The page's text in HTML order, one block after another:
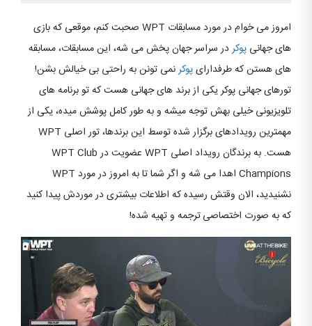
امروز می خوام در مورد مسابقات WPT صحبت کنم، موقعی که بازی
های جهانی پوکردر سراسر جهان پخش می شه، این مسابقات، مسابقه
های هستن که طرفدارایپوکرنمی تونن به راحتی بی خیالش بشن!
تورهای جهانی پوکر یکی از برند های جهانی هست که تو برنامه های
تلویزیونی خیلی بهش توجه میشه و به طور کامل پوشش میده، یکی از
مهمترین رویدادهای برگزار شده توسط این برندها، تور اصلی WPT
هست. به برندگان رویداد اصلی WPT عضویت در WPT Club
Champions اهدا می شه و اگر شما تا به امروز در مورد WPT
نشنیدید، الان وقتش رسیده که اطلاعات بیشتری در موردش پیدا کنید
که به صورت اختصاصیترجمه و تهیه شده!